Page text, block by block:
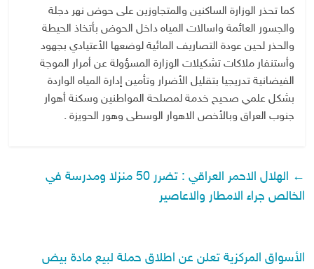
كما تحذر الوزارة الساكنين والمتجاوزين على حوض نهر دجلة
والجسور العائمة واسالات المياه داخل الحوض بأتخاذ الحيطة
والحذر لحين عودة التصاريف المائية لوضعها الأعتيادي بجهود
وأستنفار ملاكات تشكيلات الوزارة المسؤولة عن أمرار الموجة
الفيضانية تدريجيا بتقليل الأضرار وتأمين إدارة المياه الواردة
بشكل علمي صحيح خدمة لمصلحة المواطنين وسكنة أهوار
جنوب العراق وبالأخص الاهوار الوسطى وهور الحويزة .
←
الهلال الاحمر العراقي : تضرر 50 منزلا ومدرسة في
الخالص جراء الامطار والاعاصير
الأسواق المركزية تعلن عن اطلاق حملة لبيع مادة بيض